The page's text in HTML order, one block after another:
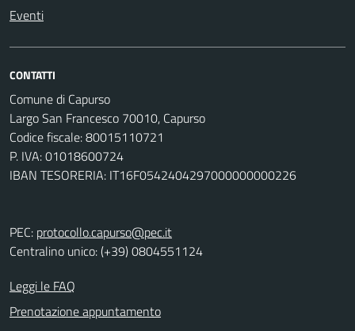
Eventi
CONTATTI
Comune di Capurso
Largo San Francesco 70010, Capurso
Codice fiscale: 80015110721
P. IVA: 01018600724
IBAN TESORERIA: IT16F0542404297000000000226
PEC: protocollo.capurso@pec.it
Centralino unico: (+39) 0804551124
Leggi le FAQ
Prenotazione appuntamento